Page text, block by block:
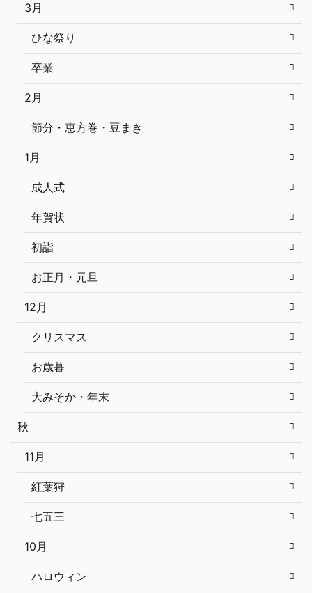
3月
ひな祭り
卒業
2月
節分・恵方巻・豆まき
1月
成人式
年賀状
初詣
お正月・元旦
12月
クリスマス
お歳暮
大みそか・年末
秋
11月
紅葉狩
七五三
10月
ハロウィン